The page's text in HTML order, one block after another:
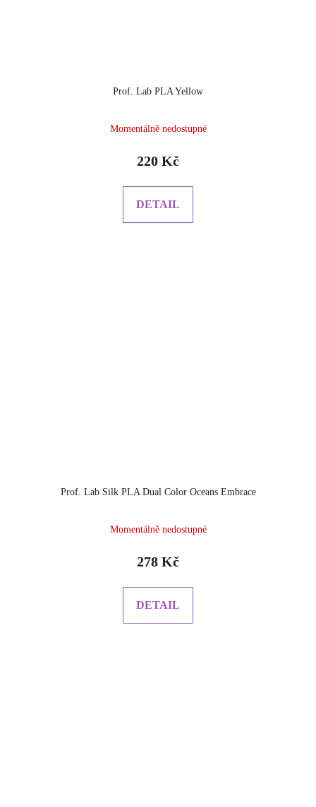
Prof. Lab PLA Yellow
Momentálně nedostupné
220 Kč
DETAIL
Prof. Lab Silk PLA Dual Color Oceans Embrace
Momentálně nedostupné
278 Kč
DETAIL